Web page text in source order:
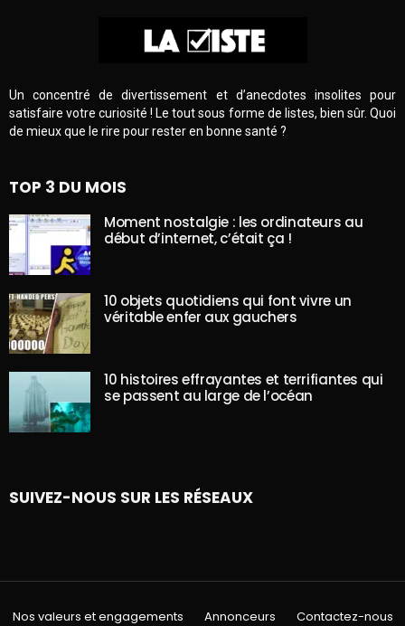
Un concentré de divertissement et d’anecdotes insolites pour
satisfaire votre curiosité ! Le tout sous forme de listes, bien sûr. Quoi
de mieux que le rire pour rester en bonne santé ?
TOP 3 DU MOIS
Moment nostalgie : les ordinateurs au
début d’internet, c’était ça !
10 objets quotidiens qui font vivre un
véritable enfer aux gauchers
10 histoires effrayantes et terrifiantes qui
se passent au large de l’océan
SUIVEZ-NOUS SUR LES RÉSEAUX
Nos valeurs et engagements Annonceurs
Contactez-nous